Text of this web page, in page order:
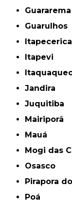
Guararema
Guarulhos
Itapevi
Jandira
Juquitiba
Mairiporã
Mauá
Mogi das
Osasco
Pirapora
Poá